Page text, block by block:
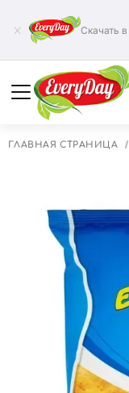
Скачать
ГЛАВНАЯ СТРАНИЦА